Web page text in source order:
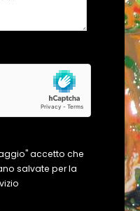
accetto che
salvate per la